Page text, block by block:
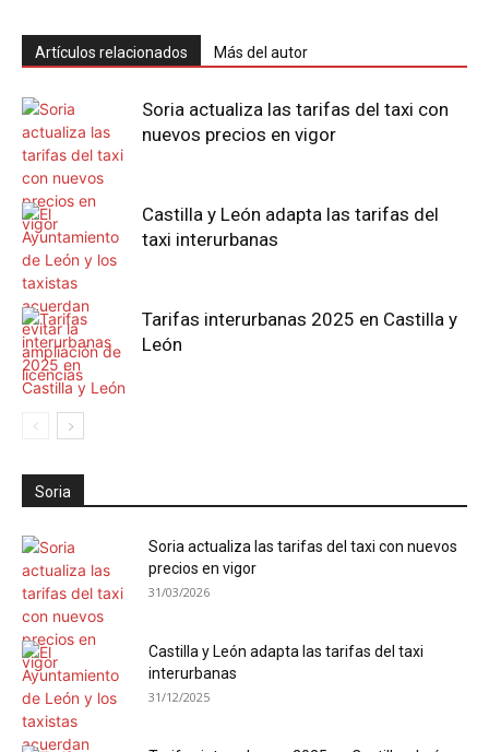
Artículos relacionados Más del autor
Soria actualiza las tarifas del taxi con
nuevos precios en vigor
Castilla y León adapta las tarifas del
taxi interurbanas
Tarifas interurbanas 2025 en Castilla y
León
Soria
Soria actualiza las tarifas del taxi con nuevos
precios en vigor
31/03/2026
Castilla y León adapta las tarifas del taxi
interurbanas
31/12/2025